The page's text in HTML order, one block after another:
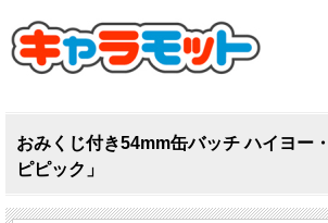
おみくじ付き54mm缶バッチ ハイヨー
ピピック」